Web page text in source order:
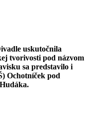
uskutočnila
tvorivosti pod názvom
sa predstavilo i
Ochotníček pod